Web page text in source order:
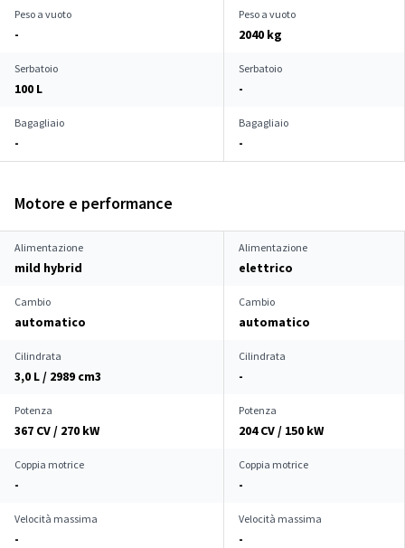
Peso a vuoto
-
Peso a vuoto
2040 kg
Serbatoio
100 L
Serbatoio
-
Bagagliaio
-
Bagagliaio
-
Motore e performance
Alimentazione
mild hybrid
Alimentazione
elettrico
Cambio
automatico
Cambio
automatico
Cilindrata
3,0 L / 2989 cm3
Cilindrata
-
Potenza
367 CV / 270 kW
Potenza
204 CV / 150 kW
Coppia motrice
-
Coppia motrice
-
Velocità massima
-
Velocità massima
-